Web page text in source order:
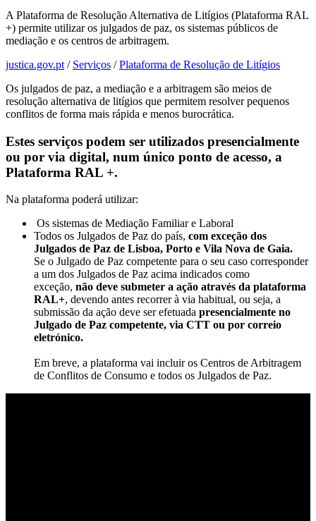
A Plataforma de Resolução Alternativa de Litígios (Plataforma RAL
+) permite utilizar os julgados de paz, os sistemas públicos de
mediação e os centros de arbitragem.
justica.gov.pt / Serviços /Plataforma de Resolução de Litígios
Os julgados de paz, a mediação e a arbitragem são meios de
resolução alternativa de litígios que permitem resolver pequenos
conflitos de forma mais rápida e menos burocrática.
Estes serviços podem ser utilizados presencialmente
ou por via digital, num único ponto de acesso, a
Plataforma RAL +.
Na plataforma poderá utilizar:
Os sistemas de Mediação Familiar e Laboral
Todos os Julgados de Paz do país, com exceção dos
Julgados de Paz de Lisboa, Porto e Vila Nova de Gaia.
Se o Julgado de Paz competente para o seu caso corresponder
a um dos Julgados de Paz acima indicados como
exceção, não deve submeter a ação através da plataforma
RAL+, devendo antes recorrer à via habitual, ou seja, a
submissão da ação deve ser efetuada presencialmente no
Julgado de Paz competente, via CTT ou por correio
eletrónico.
Em breve, a plataforma vai incluir os Centros de Arbitragem
de Conflitos de Consumo e todos os Julgados de Paz.